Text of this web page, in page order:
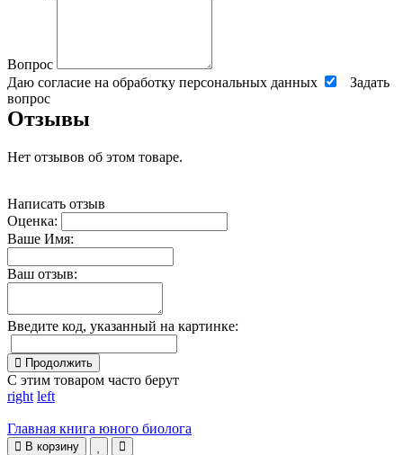
Вопрос
Даю согласие на обработку персональных данных
Задать
вопрос
Отзывы
Нет отзывов об этом товаре.
Написать отзыв
Оценка:
Ваше Имя:
Ваш отзыв:
Введите код, указанный на картинке:
Продолжить
С этим товаром часто берут
right left
Главная книга юного биолога
В корзину